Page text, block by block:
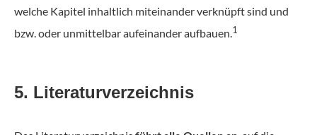
welche Kapitel inhaltlich miteinander verknüpft sind und
bzw. oder unmittelbar aufeinander aufbauen.1
5. Literaturverzeichnis